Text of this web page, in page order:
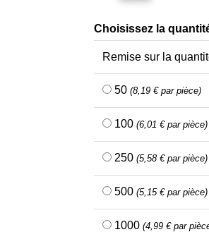
Choisissez la
Remise sur la
50(8,19 € par pièce)
100(6,01 € par pièce)
250(5,58 € par pièce)
500(5,15 € par pièce)
1000(4,99 € par